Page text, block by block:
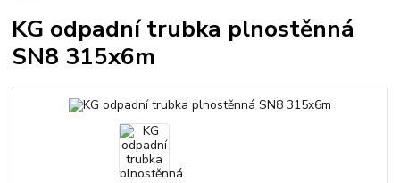
KG odpadní trubka plnostěnná
SN8 315x6m